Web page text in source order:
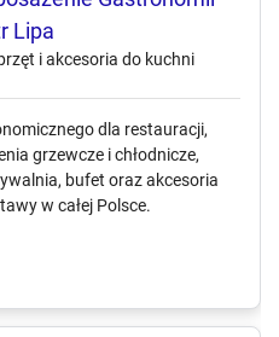
Gastronomii
i akcesoria do kuchni
dla restauracji,
bufet oraz akcesoria
w całej Polsce.